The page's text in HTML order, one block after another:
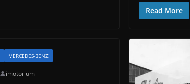
Read More
MERCEDES-BENZ
imotorium